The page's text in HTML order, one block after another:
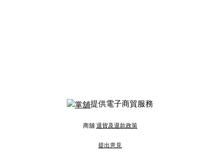
提供電子商貿服務
商舖 退貨及退款政策
提出意見